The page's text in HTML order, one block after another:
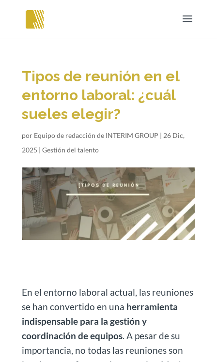
Tipos de reunión en el
entorno laboral: ¿cuál
sueles elegir?
por Equipo de redacción de INTERIM GROUP | 26 Dic,
2025 | Gestión del talento
En el entorno laboral actual, las reuniones
se han convertido en una herramienta
indispensable para la gestión y
coordinación de equipos. A pesar de su
importancia, no todas las reuniones son